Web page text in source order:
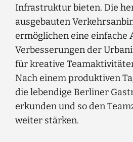
Infrastruktur bieten. Die
ausgebauten
ermöglichen eine einfache
Verbesserungen der
für kreative
Nach einem produktiven
die lebendige Berliner
erkunden und so den
weiter stärken.